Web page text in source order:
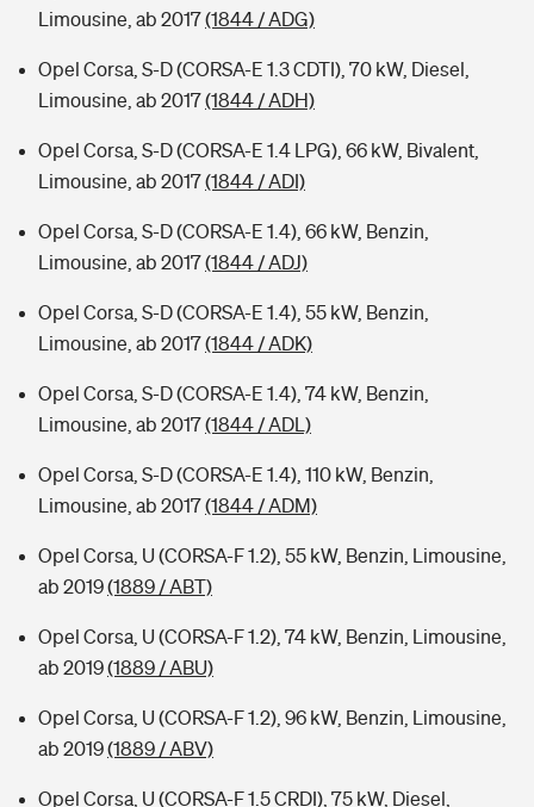
Limousine, ab 2017(1844 / ADG)
Opel Corsa, S-D (CORSA-E 1.3 CDTI), 70 kW, Diesel,
Limousine, ab 2017(1844 / ADH)
Opel Corsa, S-D (CORSA-E 1.4 LPG), 66 kW, Bivalent,
Limousine, ab 2017(1844 / ADI)
Opel Corsa, S-D (CORSA-E 1.4), 66 kW, Benzin,
Limousine, ab 2017(1844 / ADJ)
Opel Corsa, S-D (CORSA-E 1.4), 55 kW, Benzin,
Limousine, ab 2017(1844 / ADK)
Opel Corsa, S-D (CORSA-E 1.4), 74 kW, Benzin,
Limousine, ab 2017(1844 / ADL)
Opel Corsa, S-D (CORSA-E 1.4), 110 kW, Benzin,
Limousine, ab 2017(1844 / ADM)
Opel Corsa, U (CORSA-F 1.2), 55 kW, Benzin, Limousine,
ab 2019(1889 / ABT)
Opel Corsa, U (CORSA-F 1.2), 74 kW, Benzin, Limousine,
ab 2019(1889 / ABU)
Opel Corsa, U (CORSA-F 1.2), 96 kW, Benzin, Limousine,
ab 2019(1889 / ABV)
Opel Corsa, U (CORSA-F 1.5 CRDI), 75 kW, Diesel,